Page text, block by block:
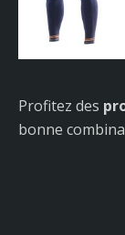
Profitez des
bonne